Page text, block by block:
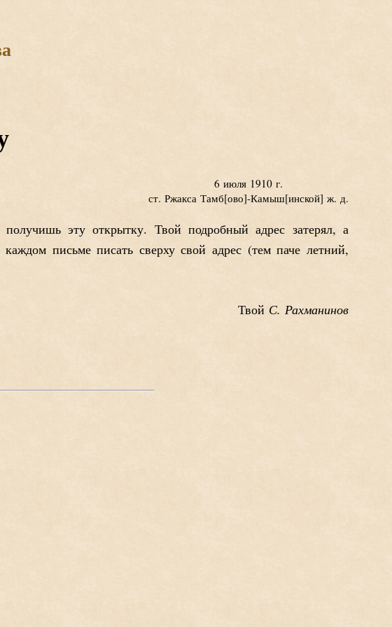
6 июля 1910 г.
ст. Ржакса Тамб ово -Камыш инской ж. д.
эту открытку. Твой подробный адрес затерял, а
письме писать сверху свой адрес (тем паче летний,
Твой С. Рахманинов